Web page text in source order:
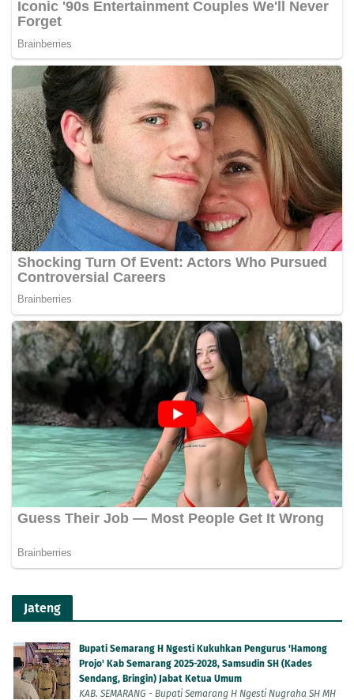
Jateng
Bupati Semarang H Ngesti Kukuhkan Pengurus 'Hamong
Projo' Kab Semarang 2025-2028, Samsudin SH (Kades
Sendang, Bringin) Jabat Ketua Umum
KAB. SEMARANG - Bupati Semarang H Ngesti Nugraha SH MH